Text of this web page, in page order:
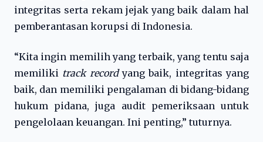
integritas serta rekam jejak yang baik dalam hal
pemberantasan korupsi di Indonesia.
“Kita ingin memilih yang terbaik, yang tentu saja
memiliki track recordyang baik, integritas yang
baik, dan memiliki pengalaman di bidang-bidang
hukum pidana, juga audit pemeriksaan untuk
pengelolaan keuangan. Ini penting,” tuturnya.